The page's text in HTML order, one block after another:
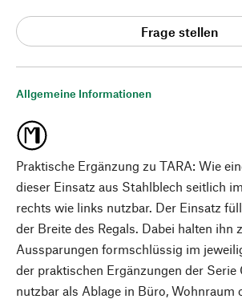
Allgemeine Informationen
Praktische Ergänzung zu TARA: Wie
dieser Einsatz aus Stahlblech seitlich
rechts wie links nutzbar. Der Einsatz
der Breite des Regals. Dabei halten ihn
Aussparungen formschlüssig im
der praktischen Ergänzungen der Serie
nutzbar als Ablage in Büro, Wohnraum
Frage stellen